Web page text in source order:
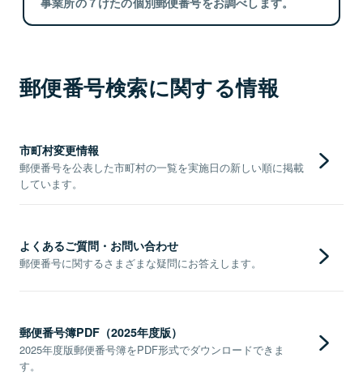
郵便番号検索に関する情報
市町村変更情報
郵便番号を公表した市町村の一覧を実施日の新しい順に掲載
しています。
よくあるご質問・お問い合わせ
郵便番号に関するさまざまな疑問にお答えします。
郵便番号簿PDF（2025年度版）
2025年度版郵便番号簿をPDF形式でダウンロードできま
す。